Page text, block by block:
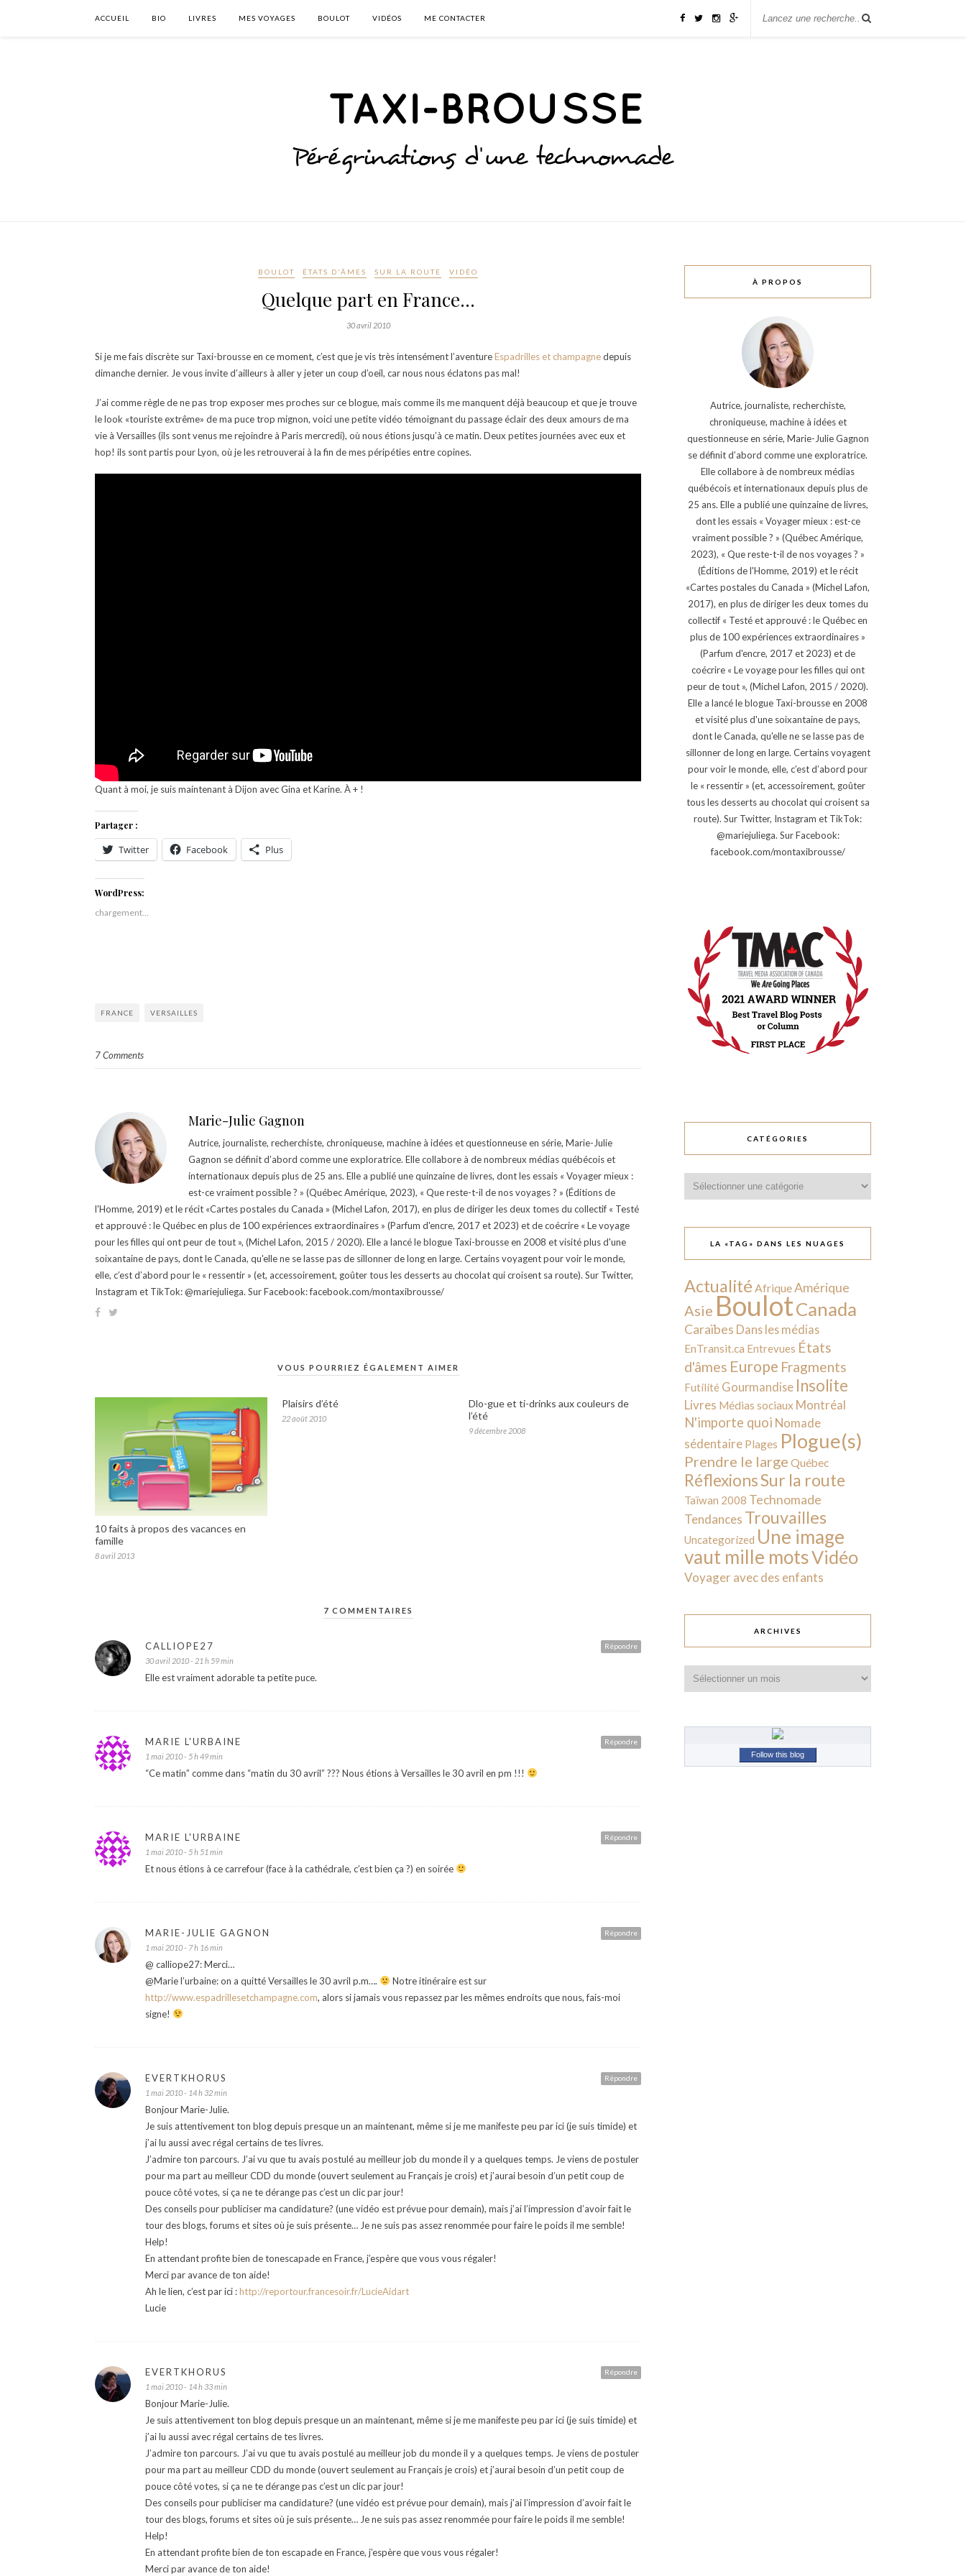
ACCUEIL BIO LIVRES MES VOYAGES BOULOT VIDÉOS ME CONTACTER
BOULOT ÉTATS D'ÂMES SUR LA ROUTE VIDÉO
Quelque part en France…
30 avril 2010
Si je me fais discrète sur Taxi-brousse en ce moment, c’est que je vis très intensément l’aventureEspadrilles et champagnedepuis
dimanche dernier. Je vous invite d’ailleurs à aller y jeter un coup d’oeil, car nous nous éclatons pas mal!
J’ai comme règle de ne pas trop exposer mes proches sur ce blogue, mais comme ils me manquent déjà beaucoup et que je trouve
le look «touriste extrême» de ma puce trop mignon, voici une petite vidéo témoignant du passage éclair des deux amours de ma
vie à Versailles (ils sont venus me rejoindre à Paris mercredi), où nous étions jusqu’à ce matin. Deux petites journées avec eux et
hop! ils sont partis pour Lyon, où je les retrouverai à la fin de mes péripéties entre copines.
Quant à moi, je suis maintenant à Dijon avec Gina et Karine. À + !
Partager :
Twitter Facebook Plus
WordPress:
chargement…
FRANCE VERSAILLES
7 Comments
Marie-Julie Gagnon
Autrice, journaliste, recherchiste, chroniqueuse, machine à idées et questionneuse en série, Marie-Julie
Gagnon se définit d’abord comme une exploratrice. Elle collabore à de nombreux médias québécois et
internationaux depuis plus de 25 ans. Elle a publié une quinzaine de livres, dont les essais « Voyager mieux :
est-ce vraiment possible ? » (Québec Amérique, 2023), « Que reste-t-il de nos voyages ? » (Éditions de
l'Homme, 2019) et le récit «Cartes postales du Canada » (Michel Lafon, 2017), en plus de diriger les deux tomes du collectif « Testé
et approuvé : le Québec en plus de 100 expériences extraordinaires » (Parfum d'encre, 2017 et 2023) et de coécrire « Le voyage
pour les filles qui ont peur de tout », (Michel Lafon, 2015 / 2020). Elle a lancé le blogue Taxi-brousse en 2008 et visité plus d'une
soixantaine de pays, dont le Canada, qu'elle ne se lasse pas de sillonner de long en large. Certains voyagent pour voir le monde,
elle, c’est d’abord pour le « ressentir » (et, accessoirement, goûter tous les desserts au chocolat qui croisent sa route). Sur Twitter,
Instagram et TikTok: @mariejuliega. Sur Facebook: facebook.com/montaxibrousse/
VOUS POURRIEZ ÉGALEMENT AIMER
10 faits à propos des vacances en
famille
8 avril 2013
Plaisirs d’été
22 août 2010
Dlo-gue et ti-drinks aux couleurs de
l’été
9 décembre 2008
7 COMMENTAIRES
Répondre
CALLIOPE27
30 avril 2010 - 21 h 59 min
Elle est vraiment adorable ta petite puce.
Répondre
MARIE L'URBAINE
1 mai 2010 - 5 h 49 min
“Ce matin” comme dans “matin du 30 avril” ??? Nous étions à Versailles le 30 avril en pm !!!
Répondre
MARIE L'URBAINE
1 mai 2010 - 5 h 51 min
Et nous étions à ce carrefour (face à la cathédrale, c’est bien ça ?) en soirée
Répondre
MARIE-JULIE GAGNON
1 mai 2010 - 7 h 16 min
@ calliope27: Merci…
@Marie l’urbaine: on a quitté Versailles le 30 avril p.m….
Notre itinéraire est sur
http://www.espadrillesetchampagne.com, alors si jamais vous repassez par les mêmes endroits que nous, fais-moi
signe!
Répondre
EVERTKHORUS
1 mai 2010 - 14 h 32 min
Bonjour Marie-Julie.
Je suis attentivement ton blog depuis presque un an maintenant, même si je me manifeste peu par ici (je suis timide) et
j’ai lu aussi avec régal certains de tes livres.
J’admire ton parcours. J’ai vu que tu avais postulé au meilleur job du monde il y a quelques temps. Je viens de postuler
pour ma part au meilleur CDD du monde (ouvert seulement au Français je crois) et j’aurai besoin d’un petit coup de
pouce côté votes, si ça ne te dérange pas c’est un clic par jour!
Des conseils pour publiciser ma candidature? (une vidéo est prévue pour demain), mais j’ai l’impression d’avoir fait le
tour des blogs, forums et sites où je suis présente… Je ne suis pas assez renommée pour faire le poids il me semble!
Help!
En attendant profite bien de tonescapade en France, j’espère que vous vous régaler!
Merci par avance de ton aide!
Ah le lien, c’est par ici :http://reportour.francesoir.fr/LucieAidart
Lucie
Répondre
EVERTKHORUS
1 mai 2010 - 14 h 33 min
Bonjour Marie-Julie.
Je suis attentivement ton blog depuis presque un an maintenant, même si je me manifeste peu par ici (je suis timide) et
j’ai lu aussi avec régal certains de tes livres.
J’admire ton parcours. J’ai vu que tu avais postulé au meilleur job du monde il y a quelques temps. Je viens de postuler
pour ma part au meilleur CDD du monde (ouvert seulement au Français je crois) et j’aurai besoin d’un petit coup de
pouce côté votes, si ça ne te dérange pas c’est un clic par jour!
Des conseils pour publiciser ma candidature? (une vidéo est prévue pour demain), mais j’ai l’impression d’avoir fait le
tour des blogs, forums et sites où je suis présente… Je ne suis pas assez renommée pour faire le poids il me semble!
Help!
En attendant profite bien de ton escapade en France, j’espère que vous vous régaler!
Merci par avance de ton aide!
À PROPOS
Autrice, journaliste, recherchiste,
chroniqueuse, machine à idées et
questionneuse en série, Marie-Julie Gagnon
se définit d’abord comme une exploratrice.
Elle collabore à de nombreux médias
québécois et internationaux depuis plus de
25 ans. Elle a publié une quinzaine de livres,
dont les essais « Voyager mieux : est-ce
vraiment possible ? » (Québec Amérique,
2023), « Que reste-t-il de nos voyages ? »
(Éditions de l'Homme, 2019) et le récit
«Cartes postales du Canada » (Michel Lafon,
2017), en plus de diriger les deux tomes du
collectif « Testé et approuvé : le Québec en
plus de 100 expériences extraordinaires »
(Parfum d'encre, 2017 et 2023) et de
coécrire « Le voyage pour les filles qui ont
peur de tout », (Michel Lafon, 2015 / 2020).
Elle a lancé le blogue Taxi-brousse en 2008
et visité plus d'une soixantaine de pays,
dont le Canada, qu'elle ne se lasse pas de
sillonner de long en large. Certains voyagent
pour voir le monde, elle, c’est d’abord pour
le « ressentir » (et, accessoirement, goûter
tous les desserts au chocolat qui croisent sa
route). Sur Twitter, Instagram et TikTok:
@mariejuliega. Sur Facebook:
facebook.com/montaxibrousse/
CATÉGORIES
LA «TAG» DANS LES NUAGES
Actualité AfriqueAmérique
Asie BoulotCanada
Caraïbes Dans les médias
EnTransit.ca Entrevues États
d'âmes Europe Fragments
Futilité Gourmandise Insolite
Livres Médias sociaux Montréal
N'importe quoi Nomade
sédentaire Plages Plogue(s)
Prendre le large Québec
RéflexionsSur la route
Taïwan 2008 Technomade
Tendances Trouvailles
Uncategorized Une image
vaut mille motsVidéo
Voyager avec des enfants
ARCHIVES
Follow this blog